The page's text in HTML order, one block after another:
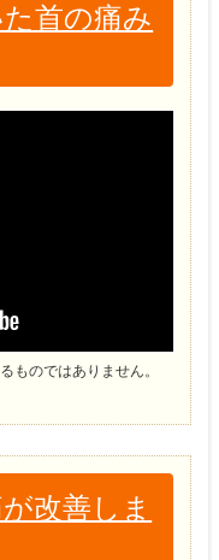
首の痛み
ものではありません。
改善しま